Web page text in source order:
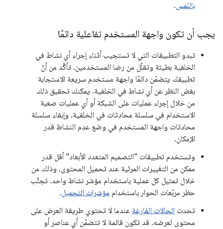
باللمس.
يجب أن تكون واجهة المستخدم تفاعلية دائمًا
تبدو التطبيقات التي لا تستجيب أثناء إجراء أي نشاط في
الخلفية بطيئة وتقلّل من رضا المستخدمين. تأكَّد من أنّ
تطبيقك يتضمّن دائمًا واجهة مستخدم سريعة الاستجابة
بغض النظر عن أي نشاط في الخلفية. يمكنك تحقيق ذلك
من خلال إجراء عمليات على الشبكة أو أي عمليات صعبة
الاستخدام في سلسلة محادثات في الخلفية، وإبقاء سلسلة
محادثات واجهة المستخدم في وضع عدم النشاط قدر
الإمكان.
وتستخدم تطبيقات "التصميم المتعدد الأبعاد" أقل قدر
ممكن من التغييرات المرئية عند تحميل المحتوى، وذلك من
خلال تمثيل كل عملية باستخدام مؤشر نشاط واحد. تجنَّب
حظر مربّعات الحوار باستخدام مؤشرات التحميل.
تحدث الحالات الفارغة عندما لا تحتوي طريقة العرض على
محتوى لعرضه. قد تكون قائمة لا تتضمّن أي عناصر أو